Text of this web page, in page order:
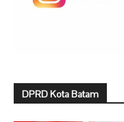
DPRD Kota Batam